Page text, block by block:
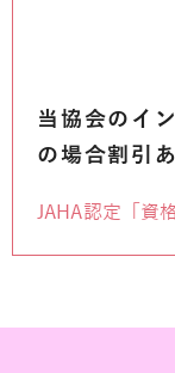
当協会のイ
の場合割引
JAHA認定「資